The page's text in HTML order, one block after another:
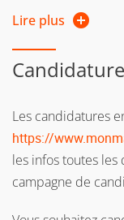
un temps
sera exigé.
de droit aux
du même
sur dossier et
1re année d'un
Lire plus
Candidature
Les candidatures
https://
les infos toutes les
campagne de